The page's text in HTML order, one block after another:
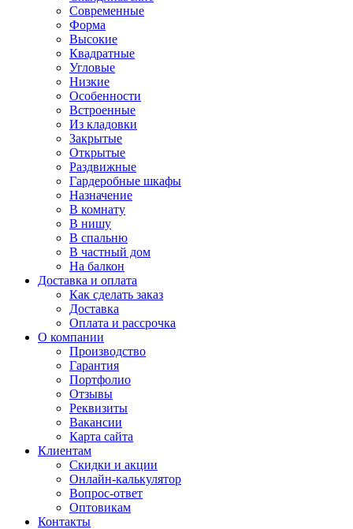
Современные
Форма
Высокие
Квадратные
Угловые
Низкие
Особенности
Встроенные
Из кладовки
Закрытые
Открытые
Раздвижные
Гардеробные шкафы
Назначение
В комнату
В нишу
В спальню
В частный дом
На балкон
Доставка и оплата
Как сделать заказ
Доставка
Оплата и рассрочка
О компании
Производство
Гарантия
Портфолио
Отзывы
Реквизиты
Вакансии
Карта сайта
Клиентам
Скидки и акции
Онлайн-калькулятор
Вопрос-ответ
Оптовикам
Контакты